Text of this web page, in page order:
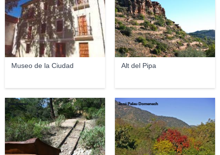
Museo de la Ciudad Alt del Pipa
panoramio José Palau Domenech